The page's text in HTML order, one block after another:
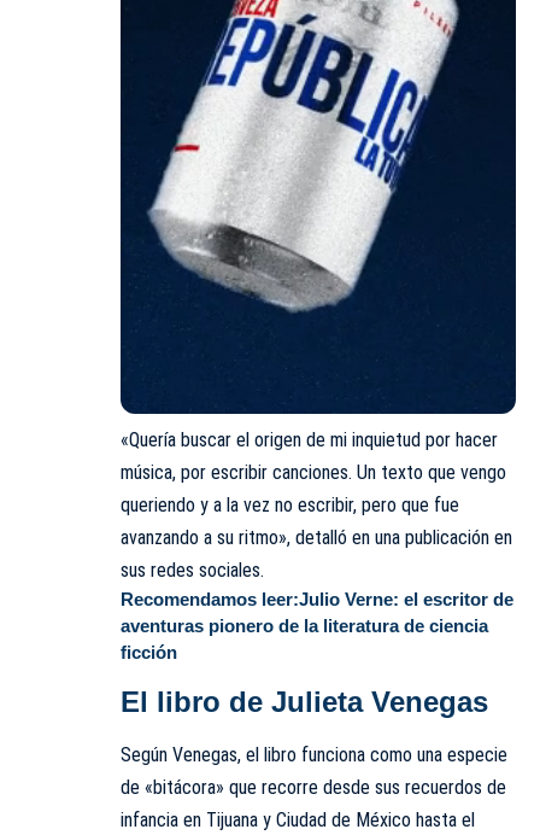
«Quería buscar el origen de mi inquietud por hacer
música, por escribir canciones. Un texto que vengo
queriendo y a la vez no escribir, pero que fue
avanzando a su ritmo», detalló en una publicación en
sus redes sociales.
Recomendamos leer:Julio Verne: el escritor de
aventuras pionero de la literatura de ciencia
ficción
El libro de Julieta Venegas
Según Venegas, el libro funciona como una especie
de «bitácora» que recorre desde sus recuerdos de
infancia en Tijuana y Ciudad de México hasta el